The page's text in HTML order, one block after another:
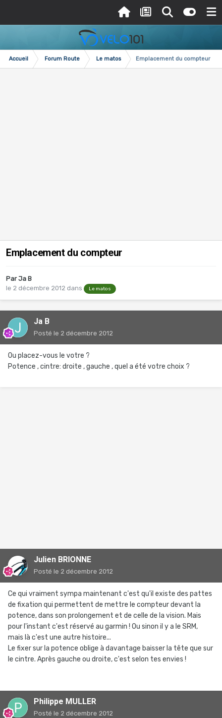
Accueil Forum Route Le matos Emplacement du compteur
Emplacement du compteur
Par Ja B
le 2 décembre 2012 dans Le matos
Ja B
Posté le 2 décembre 2012
Ou placez-vous le votre ?
Potence , cintre: droite , gauche , quel a été votre choix ?
Julien BRIONNE
Posté le 2 décembre 2012
Ce qui vraiment sympa maintenant c'est qu'il existe des pattes
de fixation qui permettent de mettre le compteur devant la
potence, dans son prolongement et de celle de la vision. Mais
pour l'instant c'est réservé au garmin ! Ou sinon il y a le SRM,
mais là c'est une autre histoire...
Le fixer sur la potence oblige à davantage baisser la tête que sur
le cintre. Après gauche ou droite, c'est selon tes envies !
Philippe MULLER
Posté le 2 décembre 2012